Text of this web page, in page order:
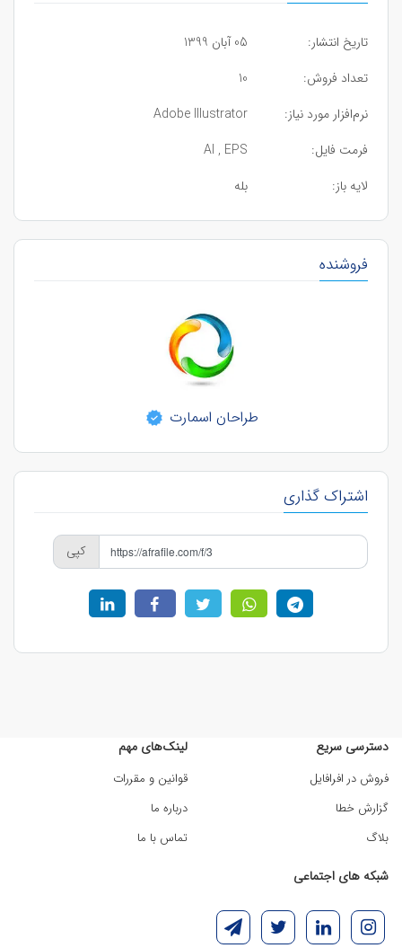
تاریخ انتشار:
05 آبان 1399
تعداد فروش:
10
نرم‌افزار مورد نیاز:
Adobe Illustrator
فرمت فایل:
AI , EPS
لایه باز:
بله
فروشنده
طراحان اسمارت
اشتراک گذاری
کپی
دسترسی سریع
فروش در افرافایل
گزارش خطا
بلاگ
لینک‌های مهم
قوانین و مقررات
درباره ما
تماس با ما
شبکه های اجتماعی